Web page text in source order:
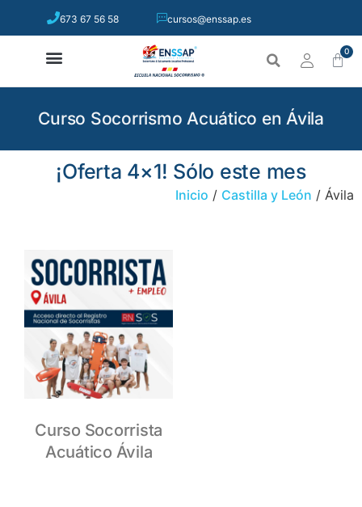
673 67 56 58 cursos@enssap.es
0
Curso Socorrismo Acuático en Ávila
¡Oferta 4×1! Sólo este mes
Inicio / Castilla y León / Ávila
Curso Socorrista
Acuático Ávila